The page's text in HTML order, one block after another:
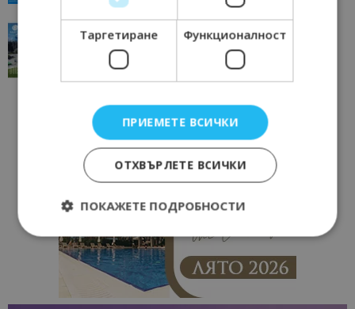
традициите, културата и вдъхновяващите...
Перник
Таргетиране Функционалност
ПРИЕМЕТЕ ВСИЧКИ
ОТХВЪРЛЕТЕ ВСИЧКИ
ПОКАЖЕТЕ ПОДРОБНОСТИ
Строго необходимо
Ефективност
Таргетиране
Функционалност